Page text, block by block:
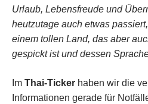
Urlaub, Lebensfreude und
heutzutage auch etwas
einem tollen Land, das aber
gespickt ist und dessen
Im Thai-Ticker haben wir die
Informationen gerade für